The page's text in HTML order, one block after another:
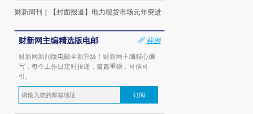
财新周刊 ｜ 【封面报道】电力现货市场元年突进
财新网主编精选版电邮
样例
财新网新闻版电邮全新升级！财新网主编精心编
写，每个工作日定时投递，篇篇重磅，可信可
引。
订阅